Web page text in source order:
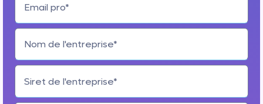
Email pro*
Nom de l'entreprise*
Siret de l'entreprise*